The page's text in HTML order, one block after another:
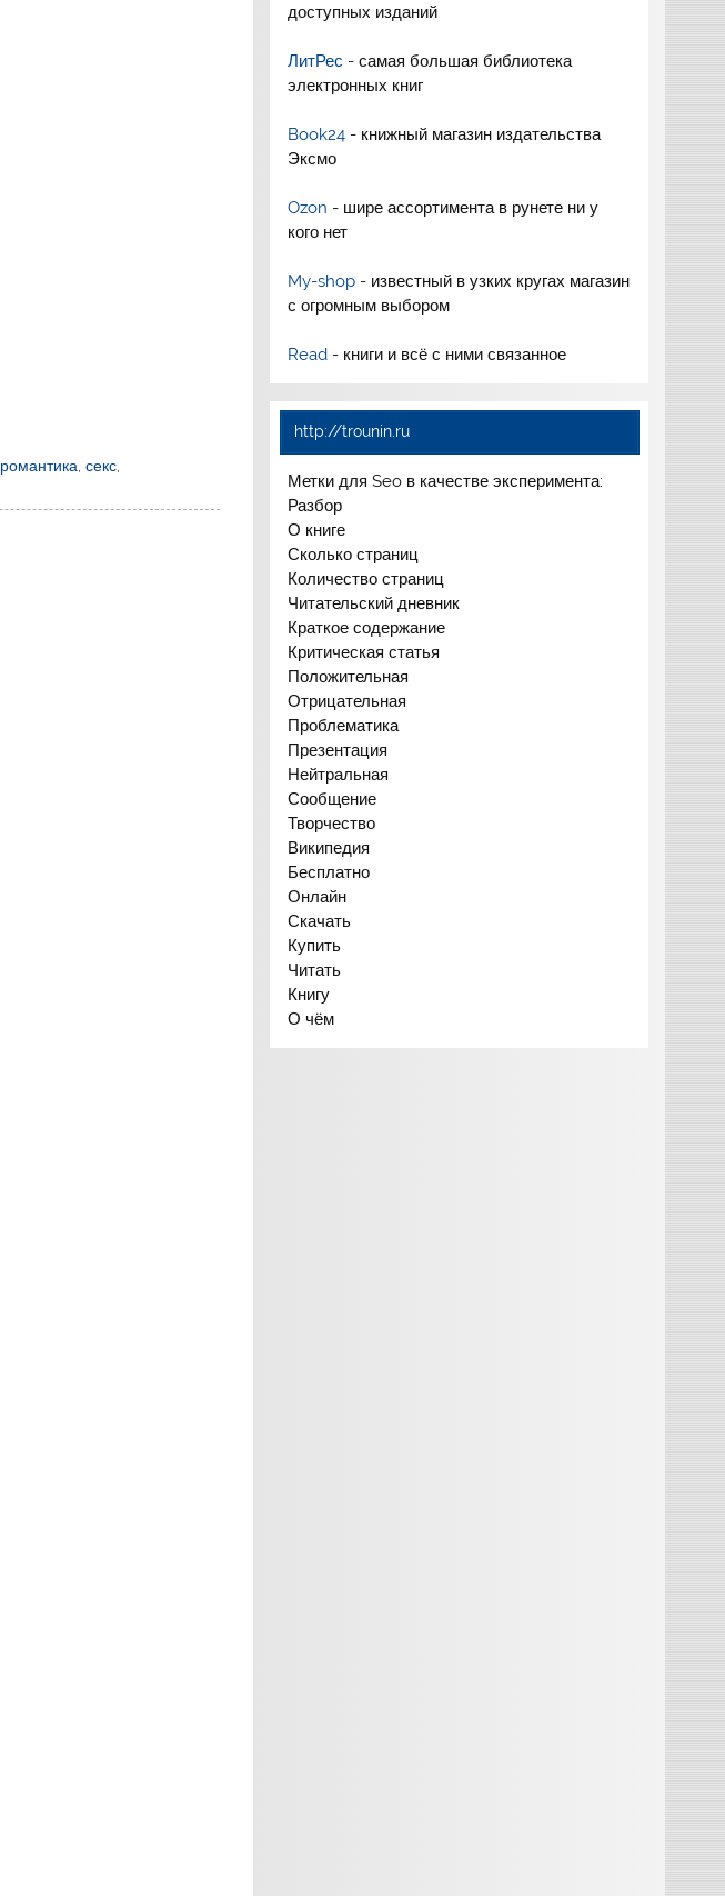
романтика, секс,
доступных изданий
ЛитРес - самая большая библиотека
электронных книг
Book24- книжный магазин издательства
Эксмо
Ozon - шире ассортимента в рунете ни у
кого нет
My-shop- известный в узких кругах магазин
с огромным выбором
Read- книги и всё с ними связанное
http://trounin.ru
Метки для Seo в качестве эксперимента:
Разбор
О книге
Сколько страниц
Количество страниц
Читательский дневник
Краткое содержание
Критическая статья
Положительная
Отрицательная
Проблематика
Презентация
Нейтральная
Сообщение
Творчество
Википедия
Бесплатно
Онлайн
Скачать
Купить
Читать
Книгу
О чём